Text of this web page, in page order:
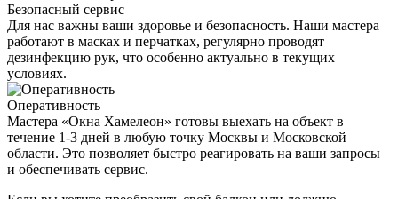
Безопасный сервис
Для нас важны ваши здоровье и безопасность. Наши мастера
работают в масках и перчатках, регулярно проводят
дезинфекцию рук, что особенно актуально в текущих
условиях.
Оперативность
Мастера «Окна Хамелеон» готовы выехать на объект в
течение 1-3 дней в любую точку Москвы и Московской
области. Это позволяет быстро реагировать на ваши запросы
и обеспечивать сервис.